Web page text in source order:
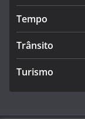
Tempo
Trânsito
Turismo